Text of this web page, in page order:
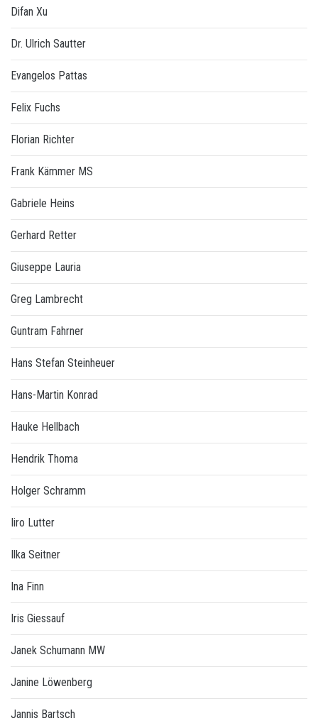
Difan Xu
Dr. Ulrich Sautter
Evangelos Pattas
Felix Fuchs
Florian Richter
Frank Kämmer MS
Gabriele Heins
Gerhard Retter
Giuseppe Lauria
Greg Lambrecht
Guntram Fahrner
Hans Stefan Steinheuer
Hans-Martin Konrad
Hauke Hellbach
Hendrik Thoma
Holger Schramm
Iiro Lutter
Ilka Seitner
Ina Finn
Iris Giessauf
Janek Schumann MW
Janine Löwenberg
Jannis Bartsch